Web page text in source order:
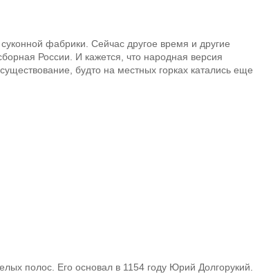
фабрики. Сейчас другое время и другие
России. И кажется, что народная версия
будто на местных горках катались
полос. Его основал в 1154 году Юрий